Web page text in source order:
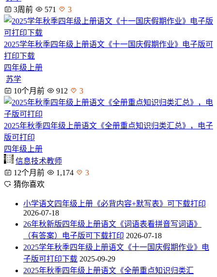
3周前
571 3
2025学年秋季四年级上册语文《十一国庆假期作业》电子版可
打印下载
四年级上册
苏学
10个月前
912 3
2025年秋季四年级上册语文《全册重点知识归类汇总》，电子
版可打印
四年级上册
信息技术教师
12个月前
1,174
3
猜你喜欢
小学语文四年级上册《必背内容+默写表》可下载打印
2026-07-18
26年秋新版四年级上册语文《词语表看拼音写词语》
（有答案）电子版可下载打印 2026-07-18
2025学年秋季四年级上册语文《十一国庆假期作业》电
子版可打印下载 2025-09-29
2025年秋季四年级上册语文《全册重点知识归类汇